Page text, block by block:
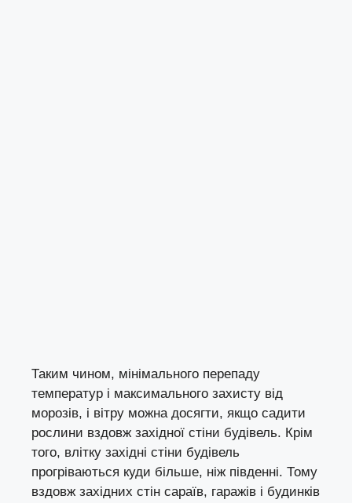
Таким чином, мінімального перепаду
температур і максимального захисту від
морозів, і вітру можна досягти, якщо садити
рослини вздовж західної стіни будівель. Крім
того, влітку західні стіни будівель
прогріваються куди більше, ніж південні. Тому
вздовж західних стін сараїв, гаражів і будинків